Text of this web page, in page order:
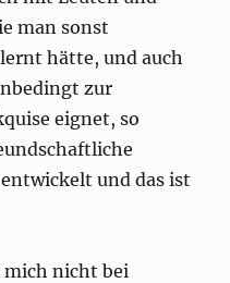
man sonst
hätte, und auch
zur
eignet, so
und das ist
mich nicht bei